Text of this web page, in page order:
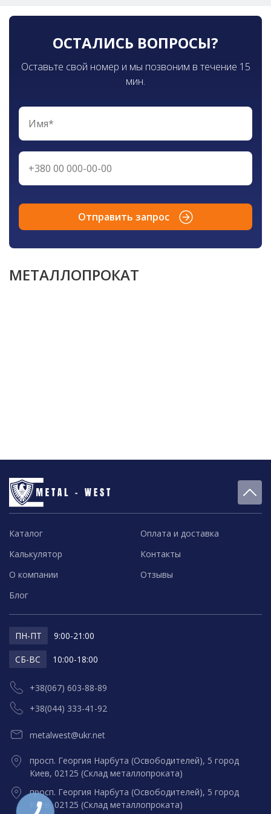
ОСТАЛИСЬ ВОПРОСЫ?
Оставьте свой номер и мы позвоним в течение 15
мин.
Отправить запрос
МЕТАЛЛОПРОКАТ
Каталог
Калькулятор
О компании
Блог
Оплата и доставка
Контакты
Отзывы
+38(067) 603-88-89
+38(044) 333-41-92
metalwest@ukr.net
ПН-ПТ 9:00-21:00
СБ-ВС 10:00-18:00
просп. Георгия Нарбута (Освободителей), 5 город
Киев, 02125 (Склад металлопроката)
просп. Георгия Нарбута (Освободителей), 5 город
Киев, 02125 (Склад металлопроката)
КНОПКА